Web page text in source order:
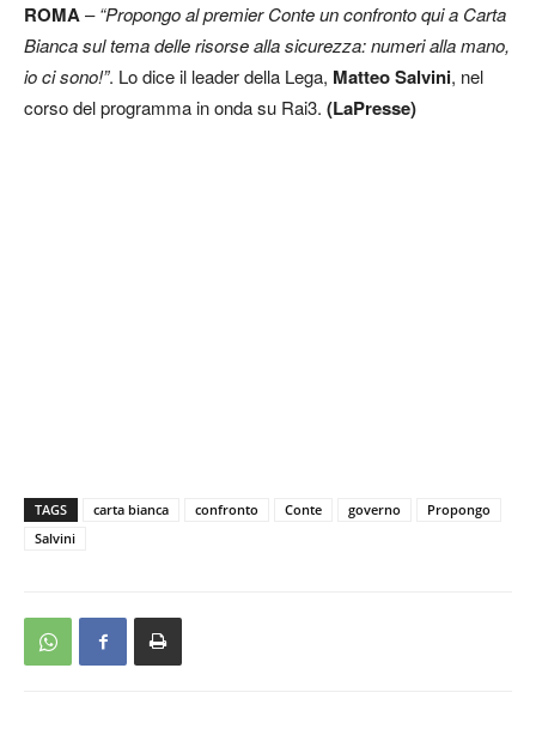
ROMA–“Propongo al premier Conte un confronto qui a Carta
Bianca sul tema delle risorse alla sicurezza: numeri alla mano,
io ci sono!”. Lo dice il leader della Lega, Matteo Salvini, nel
corso del programma in onda su Rai3. (LaPresse)
TAGS carta bianca confronto Conte governo
Propongo
Salvini